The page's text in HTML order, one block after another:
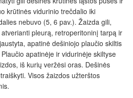
krūtinės vidurinio trečdalio iki
nebuvo (5, 6 pav.). Žaizda gili,
pleurą, retroperitoninį tarpą ir
apatinė dešiniojo plaučio skiltis
apatinėje ir vidurinėje skiltyse
iš kurių veržėsi oras. Dešinės
Visos žaizdos užterštos